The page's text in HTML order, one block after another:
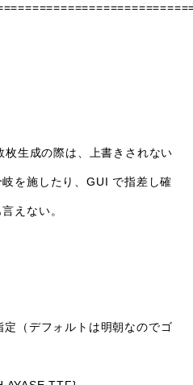
生成の際は、上書きされない
を施したり、GUI で指差し確
えない。
（デフォルトは明朝なのでゴ